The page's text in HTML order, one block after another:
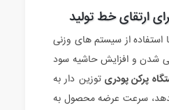
ارتقای خط تولید
استفاده از سیستم های وزنی
شدن و افزایش حاشیه سود
پرکن پودریتوزین دار به
سرعت عرضه محصول به